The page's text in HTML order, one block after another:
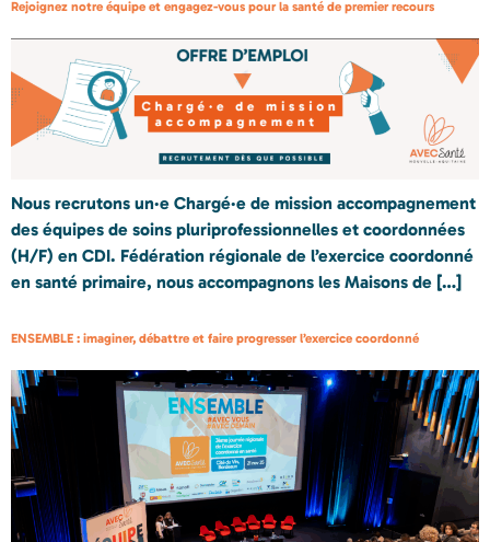
Rejoignez notre équipe et engagez-vous pour la santé de premier recours
Nous recrutons un·e Chargé·e de mission accompagnement
des équipes de soins pluriprofessionnelles et coordonnées
(H/F) en CDI. Fédération régionale de l’exercice coordonné
en santé primaire, nous accompagnons les Maisons de […]
ENSEMBLE : imaginer, débattre et faire progresser l’exercice coordonné